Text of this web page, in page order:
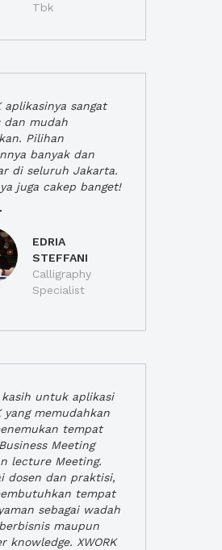
Tbk
aplikasinya sangat
dan mudah
Pilihan
banyak dan
di seluruh Jakarta.
juga cakep banget!
EDRIA
STEFFANI
Calligraphy
Specialist
kasih untuk aplikasi
yang memudahkan
tempat
Meeting
lecture Meeting.
dosen dan praktisi,
tempat
sebagai wadah
maupun
knowledge. XWORK